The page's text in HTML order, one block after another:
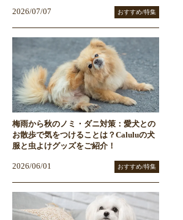
2026/07/07 おすすめ/特集
梅雨から秋のノミ・ダニ対策：愛犬との
お散歩で気をつけることは？Caluluの犬
服と虫よけグッズをご紹介！
2026/06/01 おすすめ/特集